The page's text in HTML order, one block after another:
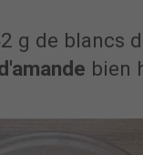
g de blancs
bien